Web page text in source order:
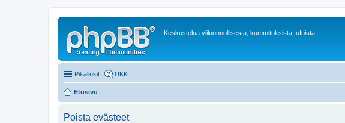
Keskustelua yliluonnollisesta, kummituksista, ufoista...
Pikalinkit UKK
Etusivu
Poista evästeet